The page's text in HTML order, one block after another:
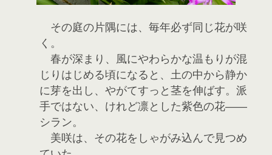
その庭の片隅には、毎年必ず同じ花が咲
く。
春が深まり、風にやわらかな温もりが混
じりはじめる頃になると、土の中から静か
に芽を出し、やがてすっと茎を伸ばす。派
手ではない、けれど凛とした紫色の花――
シラン。
美咲は、その花をしゃがみ込んで見つめ